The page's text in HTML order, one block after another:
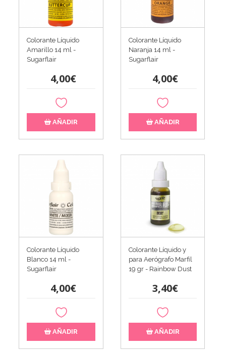
Colorante Líquido
Amarillo 14 ml -
Sugarflair
4,00€
AÑADIR
Colorante Líquido
Naranja 14 ml -
Sugarflair
4,00€
AÑADIR
Colorante Líquido
Blanco 14 ml -
Sugarflair
4,00€
AÑADIR
Colorante Líquido y
para Aerógrafo Marfil
19 gr - Rainbow Dust
3,40€
AÑADIR